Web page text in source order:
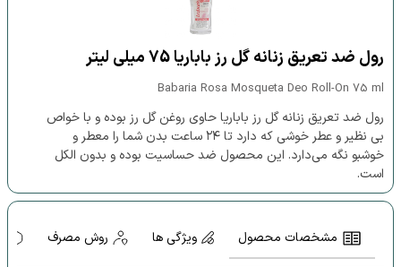
رول ضد تعریق زنانه گل رز باباریا 75 میلی لیتر
Babaria Rosa Mosqueta Deo Roll-On 75 ml
رول ضد تعریق زنانه گل رز باباریا حاوی روغن گل رز بوده و با خواص
بی نظیر و عطر خوشی که دارد تا ۲۴ ساعت بدن شما را معطر و
خوشبو نگه می‌دارد. این محصول ضد حساسیت بوده و بدون الکل
است.
مشخصات محصول ویژگی ها روش مصرف